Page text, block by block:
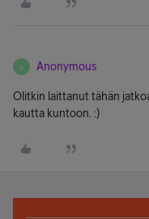
A Anonymous
Olitkin laittanut tähän
kautta kuntoon. :)